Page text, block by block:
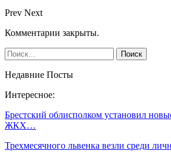
Prev Next
Комментарии закрыты.
Недавние Посты
Интересное:
Брестский облисполком установил
ЖКХ…
Трехмесячного львенка везли среди